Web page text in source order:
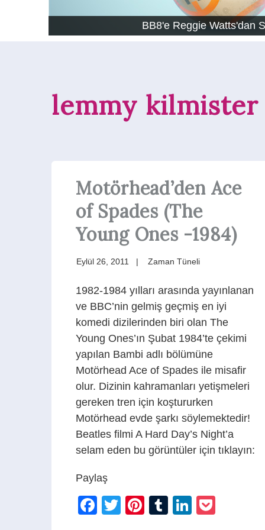
BB8'e Reggie Watts'dan
lemmy kilmister
Motörhead’den Ace
of Spades (The
Young Ones -1984)
Eylül 26, 2011 Zaman Tüneli
1982-1984 yılları arasında yayınlanan
ve BBC’nin gelmiş geçmiş en iyi
komedi dizilerinden biri olan The
Young Ones’ın Şubat 1984’te çekimi
yapılan Bambi adlı bölümüne
Motörhead Ace of Spades ile misafir
olur. Dizinin kahramanları yetişmeleri
gereken tren için koştururken
Motörhead evde şarkı söylemektedir!
Beatles filmi A Hard Day’s Night’a
selam eden bu görüntüler için tıklayın:
Paylaş
Facebook
TwitterPinterest
TumblrLinkedIn